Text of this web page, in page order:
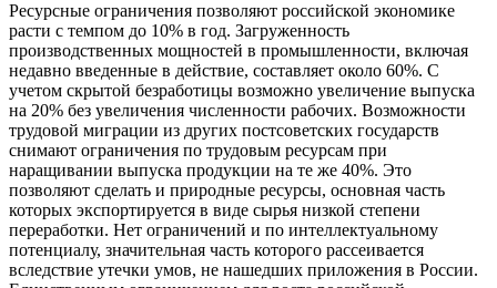
Ресурсные ограничения позволяют российской экономике
расти с темпом до 10% в год. Загруженность
производственных мощностей в промышленности, включая
недавно введенные в действие, составляет около 60%. С
учетом скрытой безработицы возможно увеличение выпуска
на 20% без увеличения численности рабочих. Возможности
трудовой миграции из других постсоветских государств
снимают ограничения по трудовым ресурсам при
наращивании выпуска продукции на те же 40%. Это
позволяют сделать и природные ресурсы, основная часть
которых экспортируется в виде сырья низкой степени
переработки. Нет ограничений и по интеллектуальному
потенциалу, значительная часть которого рассеивается
вследствие утечки умов, не нашедших приложения в России.